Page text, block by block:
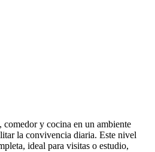
comedor y cocina en un ambiente
la convivencia diaria. Este nivel
ideal para visitas o estudio,